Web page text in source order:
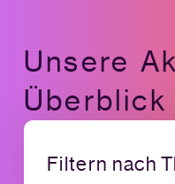
Unsere
Überblick
Filtern nach